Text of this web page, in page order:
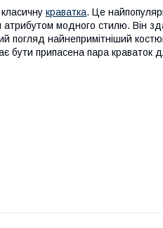
краватка. Це
модного стилю. Він
погляд найнепримітніший
бути припасена пара краваток